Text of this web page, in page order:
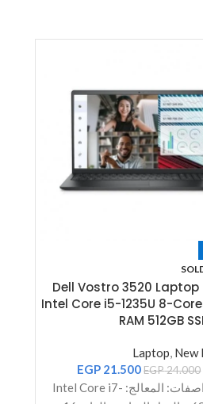
Dell Vostro 3520 Laptop
Intel Core i5-1235U 8-
RAM 512GB
Laptop New
EGP24.000
EGP 21.500
⚙️ المواصفات: المعالج: Intel Core i7-